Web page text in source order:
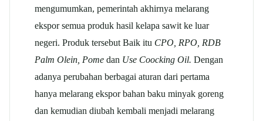
mengumumkan, pemerintah akhirnya melarang
ekspor semua produk hasil kelapa sawit ke luar
negeri. Produk tersebut Baik itu CPO, RPO, RDB
Palm Olein, Pome dan Use Coocking Oil. Dengan
adanya perubahan berbagai aturan dari pertama
hanya melarang ekspor bahan baku minyak goreng
dan kemudian diubah kembali menjadi melarang